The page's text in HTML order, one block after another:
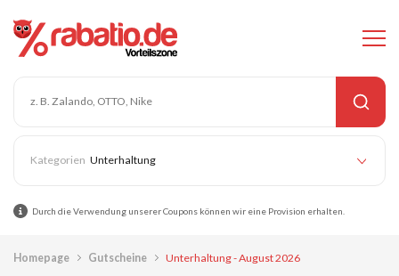
Unterhaltung
Durch die Verwendung unserer Coupons können wir eine Provision erhalten.
Homepage Gutscheine Unterhaltung - August 2026